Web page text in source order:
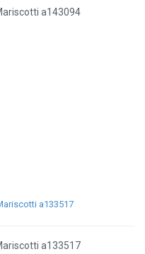
а143094
а133517